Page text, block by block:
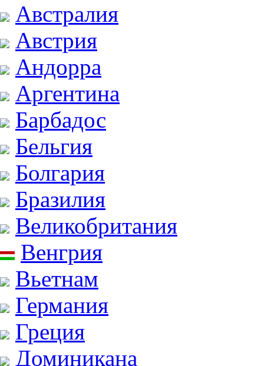
Австралия
Австрия
Андорра
Аргентина
Барбадос
Бельгия
Болгария
Бразилия
Великобритания
Венгрия
Вьетнам
Германия
Греция
Доминикана